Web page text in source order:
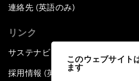
このウェブサイト
ます
Trillion-Dollar Vision
Strategic Outlook on South
連絡先 (英語のみ)
リンク
サステナビリティへの取り組み
採用情報 (英語のみ)